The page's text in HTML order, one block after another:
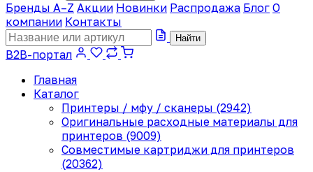
Бренды A–Z Акции Новинки Распродажа Блог О
компании Контакты
Найти
B2B-портал
Главная
Каталог
Принтеры / мфу / сканеры (2942)
Оригинальные расходные материалы для
принтеров (9009)
Совместимые картриджи для принтеров
(20362)